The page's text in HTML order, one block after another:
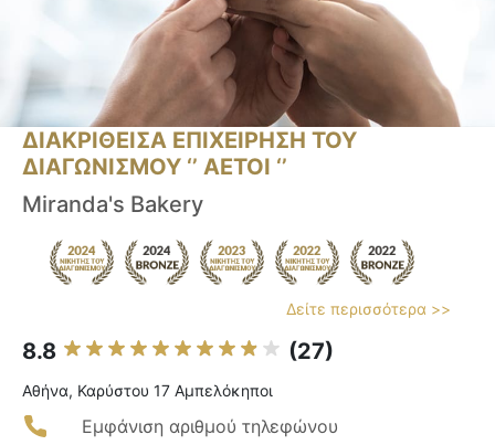
ΔΙΑΚΡΙΘΕΙΣΑ ΕΠΙΧΕΙΡΗΣΗ ΤΟΥ
ΔΙΑΓΩΝΙΣΜΟΥ ‘’ ΑΕΤΟΙ ‘’
Miranda's Bakery
Δείτε περισσότερα >>
8.8 (27)
Αθήνα, Καρύστου 17 Αμπελόκηποι
Εμφάνιση αριθμού τηλεφώνου